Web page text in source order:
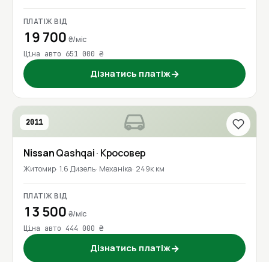
ПЛАТІЖ ВІД
19 700 ₴/міс
Ціна авто 651 000 ₴
Дізнатись платіж→
2011
NissanQashqai· Кросовер
Житомир 1.6 Дизель Механіка 249к км
ПЛАТІЖ ВІД
13 500 ₴/міс
Ціна авто 444 000 ₴
Дізнатись платіж→